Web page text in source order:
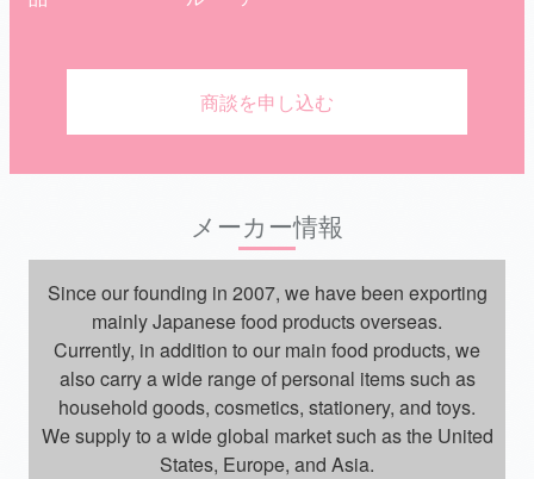
商談を申し込む
メーカー情報
Since our founding in 2007, we have been exporting
mainly Japanese food products overseas.
Currently, in addition to our main food products, we
also carry a wide range of personal items such as
household goods, cosmetics, stationery, and toys.
We supply to a wide global market such as the United
States, Europe, and Asia.